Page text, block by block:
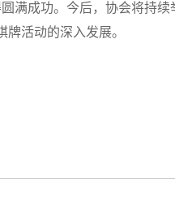
满成功。今后，协会将持
活动的深入发展。